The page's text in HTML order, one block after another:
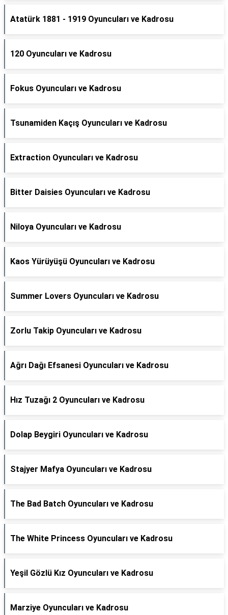
Atatürk 1881 - 1919 Oyuncuları ve Kadrosu
120 Oyuncuları ve Kadrosu
Fokus Oyuncuları ve Kadrosu
Tsunamiden Kaçış Oyuncuları ve Kadrosu
Extraction Oyuncuları ve Kadrosu
Bitter Daisies Oyuncuları ve Kadrosu
Niloya Oyuncuları ve Kadrosu
Kaos Yürüyüşü Oyuncuları ve Kadrosu
Summer Lovers Oyuncuları ve Kadrosu
Zorlu Takip Oyuncuları ve Kadrosu
Ağrı Dağı Efsanesi Oyuncuları ve Kadrosu
Hız Tuzağı 2 Oyuncuları ve Kadrosu
Dolap Beygiri Oyuncuları ve Kadrosu
Stajyer Mafya Oyuncuları ve Kadrosu
The Bad Batch Oyuncuları ve Kadrosu
The White Princess Oyuncuları ve Kadrosu
Yeşil Gözlü Kız Oyuncuları ve Kadrosu
Marziye Oyuncuları ve Kadrosu